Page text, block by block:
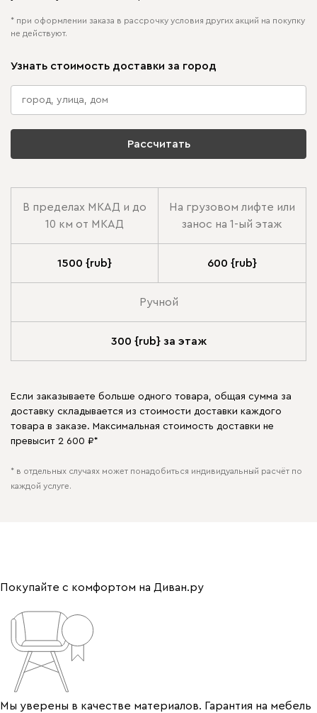
* при оформлении заказа в рассрочку условия других акций на покупку
не действуют.
Узнать стоимость доставки за город
Рассчитать
В пределах МКАД и до
10 км от МКАД
На грузовом лифте или
занос на 1-ый этаж
1500 {rub} 600 {rub}
Ручной
300 {rub} за этаж
Если заказываете больше одного товара, общая сумма за
доставку складывается из стоимости доставки каждого
товара в заказе. Максимальная стоимость доставки не
превысит 2 600 ₽*
* в отдельных случаях может понадобиться индивидуальный расчёт по
каждой услуге.
Покупайте с комфортом на Диван.ру
Мы уверены в качестве материалов. Гарантия на мебель